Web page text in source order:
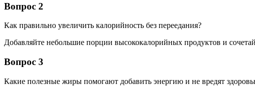
Вопрос 2
Как правильно увеличить калорийность без переедания?
Добавляйте небольшие порции высококалорийных продуктов и
Вопрос 3
Какие полезные жиры помогают добавить энергию и не вредят